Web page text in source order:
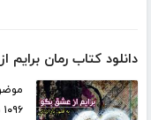
دانلود کتاب رمان برایم
۱۰۹۶ صفحه